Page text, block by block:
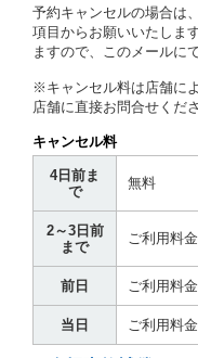
借受人は第２条
社はこの約款、
貸渡契約を締結す
ことができるレン
は運転者が第８
かに該当する場合
１項に定める貸渡
運転者は、貸渡契
運転者の義務と定
す。
当社は、監督官庁
簿(貸渡原票)及び
運転者の氏名、
（注２）の番号を
写しを添付する
人に対し、借受人
といいます。）
予約キャンセルの場合は
項目からお願いいたしま
ますので、このメールに
※キャンセル料は店舗に
店舗に直接お問合せくださ
キャンセル料
4日前ま
で
無料
2～3日前
まで
ご利用料
前日 ご利用料
当日 ご利用料